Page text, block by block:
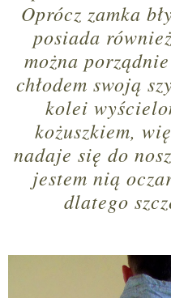
Oprócz zamka
posiada
można
chłodem swoją
kolei
kożuszkiem,
nadaje się do
jestem nią
dlatego